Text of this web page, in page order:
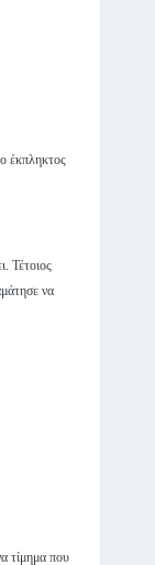
έκπληκτος
Τέτοιος
να
τίμημα που